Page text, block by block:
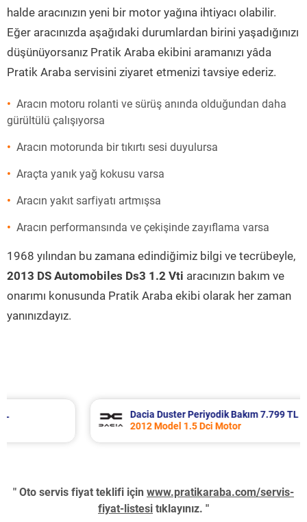
halde aracınızın yeni bir motor yağına ihtiyacı olabilir.
Eğer aracınızda aşağıdaki durumlardan birini yaşadığınızı
düşünüyorsanız Pratik Araba ekibini aramanızı yâda
Pratik Araba servisini ziyaret etmenizi tavsiye ederiz.
Aracın motoru rolanti ve sürüş anında olduğundan daha
gürültülü çalışıyorsa
Aracın motorunda bir tıkırtı sesi duyulursa
Araçta yanık yağ kokusu varsa
Aracın yakıt sarfiyatı artmışsa
Aracın performansında ve çekişinde zayıflama varsa
1968 yılından bu zamana edindiğimiz bilgi ve tecrübeyle,
2013 DS Automobiles Ds3 1.2 Vti aracınızın bakım ve
onarımı konusunda Pratik Araba ekibi olarak her zaman
yanınızdayız.
Dacia Duster Periyodik Bakım 7.799 TL
2012 Model 1.5 Dci Motor
" Oto servis fiyat teklifi için www.pratikaraba.com/servis-
fiyat-listesi tıklayınız. "